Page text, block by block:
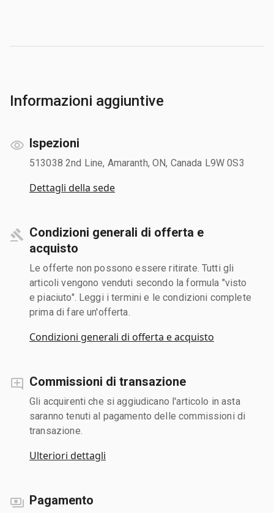
Informazioni aggiuntive
Ispezioni
513038 2nd Line, Amaranth, ON, Canada L9W 0S3
Dettagli della sede
Condizioni generali di offerta e
acquisto
Le offerte non possono essere ritirate. Tutti gli
articoli vengono venduti secondo la formula "visto
e piaciuto". Leggi i termini e le condizioni complete
prima di fare un'offerta.
Condizioni generali di offerta e acquisto
Commissioni di transazione
Gli acquirenti che si aggiudicano l'articolo in asta
saranno tenuti al pagamento delle commissioni di
transazione.
Ulteriori dettagli
Pagamento